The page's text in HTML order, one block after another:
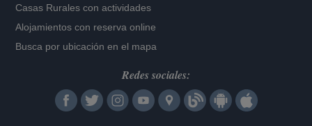
Casas Rurales con actividades
Alojamientos con reserva online
Busca por ubicación en el mapa
Redes sociales: